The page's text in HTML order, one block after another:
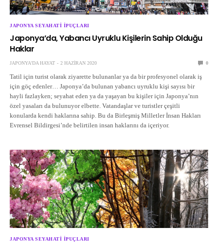
JAPONYA SEYAHATI İPUÇLARI
Japonya’da, Yabancı Uyruklu Kişilerin Sahip Olduğu
Haklar
JAPONYA'DA HAYAT 2 HAZIRAN 2020 0
Tatil için turist olarak ziyarette bulunanlar ya da bir profesyonel olarak iş
için göç edenler… Japonya’da bulunan yabancı uyruklu kişi sayısı bir
hayli fazlayken; seyahat eden ya da yaşayan bu kişiler için Japonya’nın
özel yasaları da bulunuyor elbette. Vatandaşlar ve turistler çeşitli
konularda kendi haklarına sahip. Bu da Birleşmiş Milletler İnsan Hakları
Evrensel Bildirgesi’nde belirtilen insan haklarını da içeriyor.
JAPONYA SEYAHATI İPUÇLARI